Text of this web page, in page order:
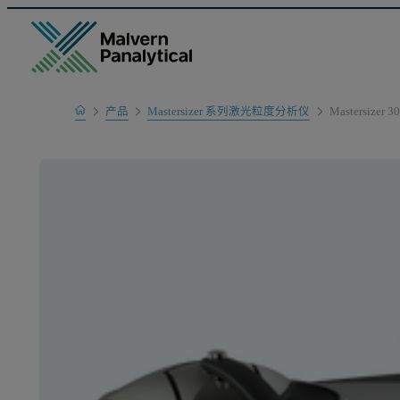
Home产品
产品系列
Mastersizer 系列激光粒度分析仪 Mastersizer